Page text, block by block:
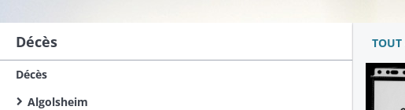
Décès
Décès
Algolsheim
TOUT